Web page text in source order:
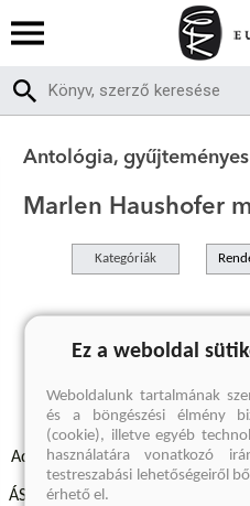
Antológia,
Marlen Haushofer
Kategóriák
A keresett
Adatvédelmi szabályzatok
ÁSZF - Vásárlási feltételek
Ez a weboldal
Weboldalunk tartalmának
és a böngészési élmény
(cookie), illetve egyéb
használatára vonatkozó
testreszabási lehetőségeiről
érhető el.